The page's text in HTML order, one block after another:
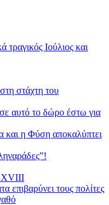
Ιούλιος και
στάχτη του
αυτό το δώρο έστω για
και η Φύση αποκαλύπτει
επιβαρύνει τους πολίτες